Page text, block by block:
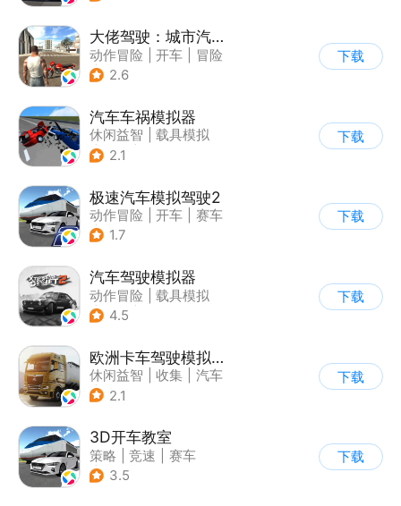
大佬驾驶：城市汽车模拟器
动作冒险 开车
冒险
| 写实
2.6
下载
汽车车祸模拟器
休闲益智
载具模拟
| 汽车
2.1
下载
极速汽车模拟驾驶2
动作冒险 开车
赛车
| 漂移
1.7
下载
汽车驾驶模拟器
动作冒险
载具模拟
| 汽车
4.5
下载
欧洲卡车驾驶模拟器3
休闲益智 收集
汽车
| 写实
2.1
下载
3D开车教室
策略 竞速
赛车
| 写实
3.5
下载